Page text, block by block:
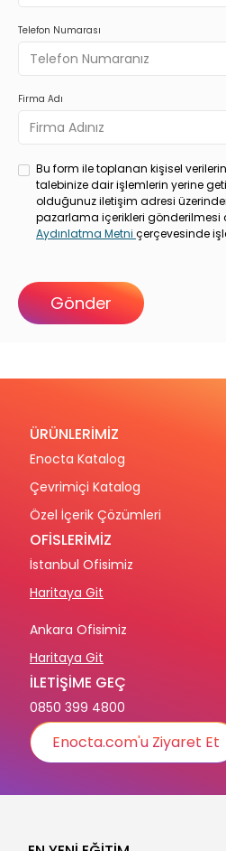
Telefon Numarası
Firma Adı
Bu form ile toplanan kişisel
talebinize dair işlemlerin yerine
olduğunuz iletişim adresi
pazarlama içerikleri gönderilmesi
Aydınlatma Metni çerçevesinde
ÜRÜNLERİMİZ
Enocta Katalog
Çevrimiçi Katalog
Özel İçerik Çözümleri
OFİSLERİMİZ
İstanbul Ofisimiz
Haritaya Git
Ankara Ofisimiz
Haritaya Git
İLETİŞİME GEÇ
0850 399 4800
Enocta.com'u Ziyaret Et